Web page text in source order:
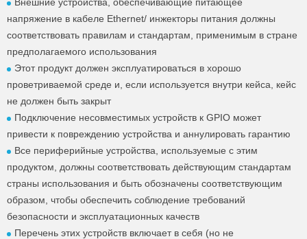
напряжение в кабеле Ethernet/ инжекторы питания должны
соответствовать правилам и стандартам, применимым в стране
предполагаемого использования
Этот продукт должен эксплуатироваться в хорошо
проветриваемой среде и, если используется внутри кейса, кейс
не должен быть закрыт
Подключение несовместимых устройств к GPIO может
привести к повреждению устройства и аннулировать гарантию
Все периферийные устройства, используемые с этим
продуктом, должны соответствовать действующим стандартам
страны использования и быть обозначены соответствующим
образом, чтобы обеспечить соблюдение требований
безопасности и эксплуатационных качеств
Перечень этих устройств включает в себя (но не